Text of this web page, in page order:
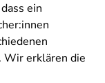
ein
Wir erklären die